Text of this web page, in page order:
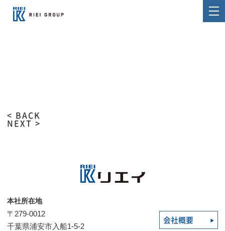
< BACK
NEXT >
本社所在地
〒279-0012
千葉県浦安市入船1-5-2
会社概要